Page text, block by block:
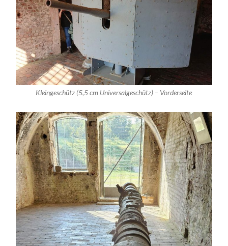
Kleingeschütz (5,5 cm Universalgeschütz) – Vorderseite